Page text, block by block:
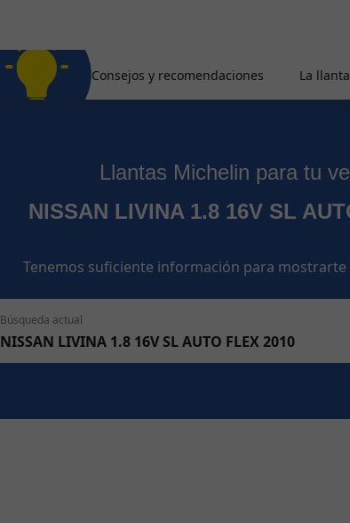
Consejos y recomendaciones La
Llantas Michelin para tu
NISSAN LIVINA 1.8 16V SL
Tenemos suficiente información para mostrarte
Búsqueda actual
NISSAN LIVINA 1.8 16V SL AUTO FLEX 2010